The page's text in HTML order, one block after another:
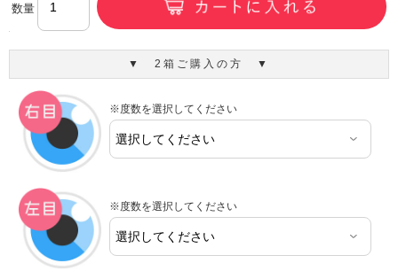
数量
▼ 2箱ご購入の方 ▼
※度数を選択してください
※度数を選択してください